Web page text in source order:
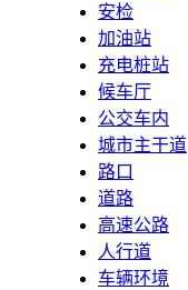
安检
加油站
充电桩站
候车厅
公交车内
城市主干道
路口
道路
高速公路
人行道
车辆环境